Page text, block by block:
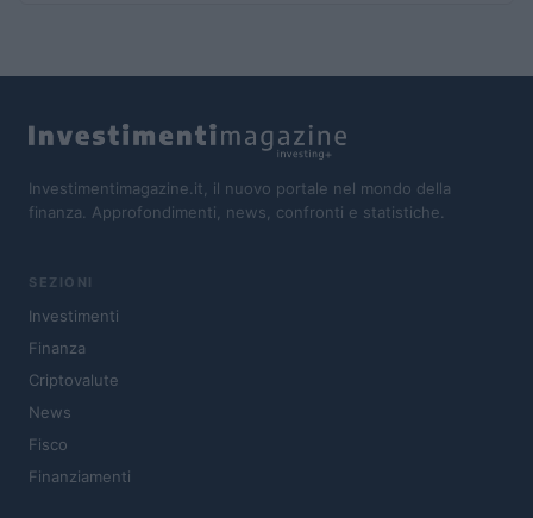
Investimentimagazine.it, il nuovo portale nel mondo della
finanza. Approfondimenti, news, confronti e statistiche.
SEZIONI
Investimenti
Finanza
Criptovalute
News
Fisco
Finanziamenti